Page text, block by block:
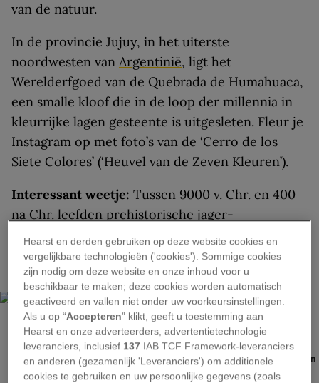
van de natuur.
In de provincie Jujuy, in het uiterste
noordwesten van Argentinië, ligt het
Werelderfgoed van de Quebrada de Humahuaca,
een smalle kloof die in de loop der millennia in
kleurrijke lagen gesteente is uitgesleten. Fleur je
Instagram op met foto’s van de ‘Cerro de los
Siete Colores’ (‘Heuvel van de Zeven Kleuren’).
Interessant weetje: Tussen 9000 v. Chr. en 400
na Chr. leefden prehistorische jager-
verzamelaars in de Quebrada de Humahuaca.
Tbilisi, Georgië
CHRISTIAN KOBER / GETTY IMAGES
Kleurrijke gebouwen vormen het fascinerende stadslandschap van Tbilisi in
Georgië.
Hearst en derden gebruiken op deze website cookies en
vergelijkbare technologieën ('cookies'). Sommige cookies
zijn nodig om deze website en onze inhoud voor u
beschikbaar te maken; deze cookies worden automatisch
geactiveerd en vallen niet onder uw voorkeursinstellingen.
Als u op “Accepteren” klikt, geeft u toestemming aan
Hearst en onze adverteerders, advertentietechnologie
leveranciers, inclusief 137 IAB TCF Framework-leveranciers
en anderen (gezamenlijk 'Leveranciers') om additionele
cookies te gebruiken en uw persoonlijke gegevens (zoals